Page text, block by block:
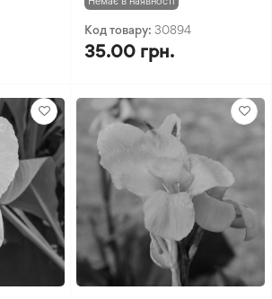
Код товару: 30894
35.00 грн.